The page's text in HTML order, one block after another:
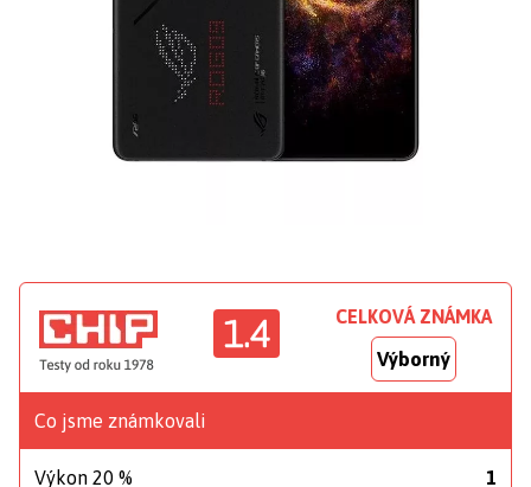
1.4 CELKOVÁ ZNÁMKA
Výborný
Co jsme známkovali
Výkon 20 % 1